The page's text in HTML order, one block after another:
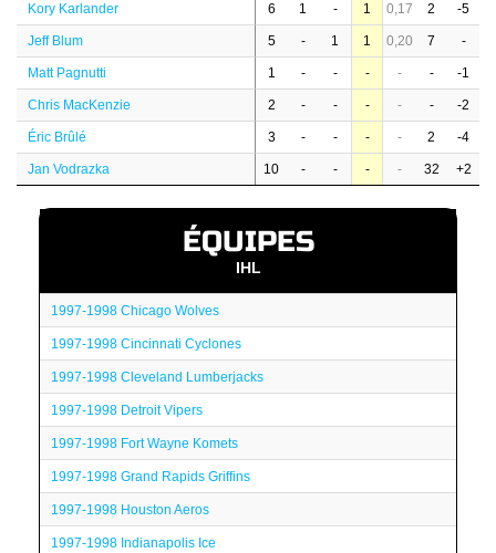
Kory Karlander 6 1 - 1 0,17 2 -5
Jeff Blum 5 - 1 1 0,20 7 -
Matt Pagnutti 1 - - - - - -1
Chris MacKenzie 2 - - - - - -2
Éric Brûlé 3 - - - - 2 -4
Jan Vodrazka 10 - - - - 32 +2
ÉQUIPES
IHL
1997-1998 Chicago Wolves
1997-1998 Cincinnati Cyclones
1997-1998 Cleveland Lumberjacks
1997-1998 Detroit Vipers
1997-1998 Fort Wayne Komets
1997-1998 Grand Rapids Griffins
1997-1998 Houston Aeros
1997-1998 Indianapolis Ice